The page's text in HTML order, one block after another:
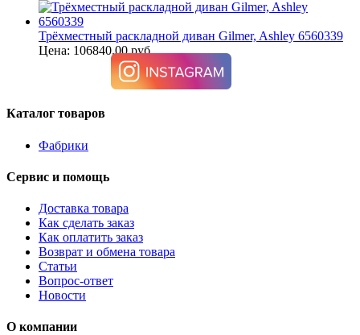
Трёхместный раскладной диван Gilmer, Ashley 6560339
Цена: 106840.00 руб.
Каталог товаров
Фабрики
Сервис и помощь
Доставка товара
Как сделать заказ
Как оплатить заказ
Возврат и обмена товара
Статьи
Вопрос-ответ
Новости
О компании